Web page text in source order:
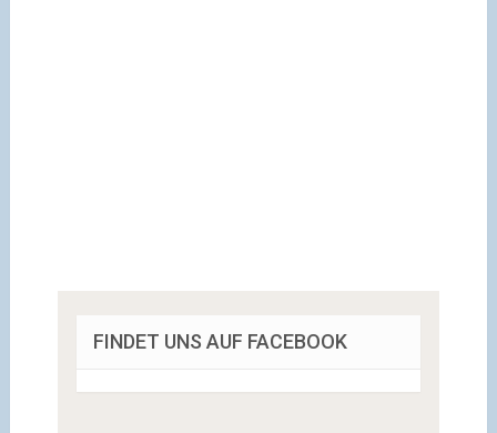
FINDET UNS AUF FACEBOOK